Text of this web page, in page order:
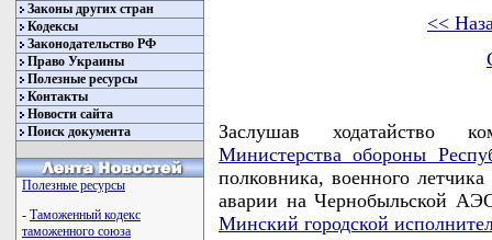
Законы других стран
Кодексы
Законодательство РФ
Право Украины
Полезные ресурсы
Контакты
Новости сайта
Поиск документа
Полезные ресурсы
- Таможенный кодекс
таможенного союза
<<
Заслушав ходатайство
Министерства обороны
полковника, военного
аварии на Чернобыльской
Минский городской